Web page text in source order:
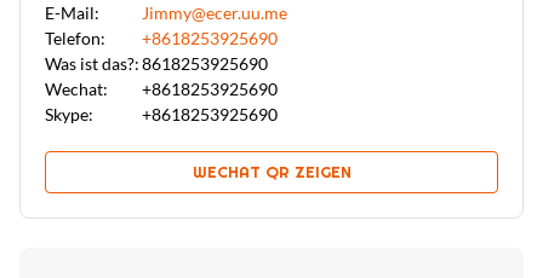
E-Mail:
Jimmy@ecer.uu.me
Telefon:
+8618253925690
Was ist das?:8618253925690
Wechat:
+8618253925690
Skype:
+8618253925690
WECHAT QR ZEIGEN